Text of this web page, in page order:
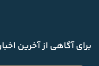
برای آگاهی از آخرین